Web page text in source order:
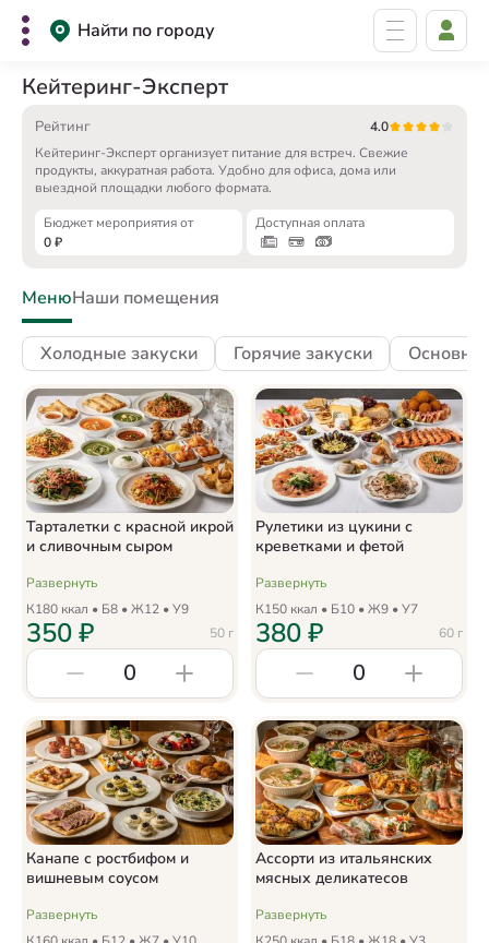
Найти по городу
Кейтеринг-Эксперт
Рейтинг
4.0
Кейтеринг-Эксперт организует питание для встреч. Свежие
продукты, аккуратная работа. Удобно для офиса, дома или
выездной площадки любого формата.
Бюджет мероприятия от
0₽
Доступная оплата
МенюНаши помещения
Холодные закуски Горячие закуски
Тарталетки с красной икрой
и сливочным сыром
Развернуть
К180 ккал • Б8 • Ж12 • У9
50 г
350₽
0
Рулетики из цукини с
креветками и фетой
Развернуть
К150 ккал • Б10 • Ж9 • У7
60 г
380₽
0
Канапе с ростбифом и
вишневым соусом
Развернуть
Ассорти из итальянских
мясных деликатесов
Развернуть